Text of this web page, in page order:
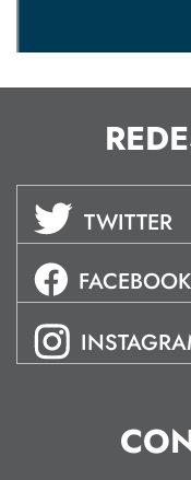
TWITTER
FACEBOOK